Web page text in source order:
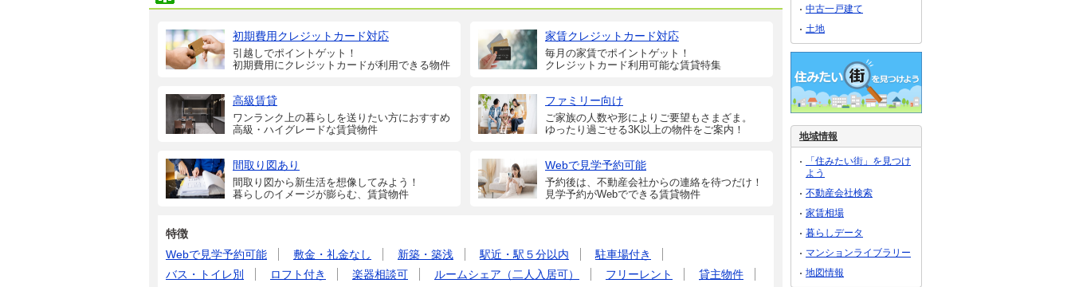
初期費用クレジットカード対応
引越しでポイントゲット！
初期費用にクレジットカードが利用できる物件
家賃クレジットカード対応
毎月の家賃でポイントゲット！
クレジットカード利用可能な賃貸特集
高級賃貸
ワンランク上の暮らしを送りたい方におすすめ
高級・ハイグレードな賃貸物件
ファミリー向け
ご家族の人数や形によりご要望もさまざま。
ゆったり過ごせる3K以上の物件をご案内！
間取り図あり
間取り図から新生活を想像してみよう！
暮らしのイメージが膨らむ、賃貸物件
Webで見学予約可能
予約後は、不動産会社からの連絡を待つだけ！
見学予約がWebでできる賃貸物件
特徴
Webで見学予約可能
敷金・礼金なし 新築・築浅 駅近・駅５分以内
駐車場付き
バス・トイレ別
ロフト付き 楽器相談可 ルームシェア（二人入居可） フリーレント
貸主物件
中古一戸建て
土地
地域情報
「住みたい街」を見つけ
よう
不動産会社検索
家賃相場
暮らしデータ
マンションライブラリー
地図情報